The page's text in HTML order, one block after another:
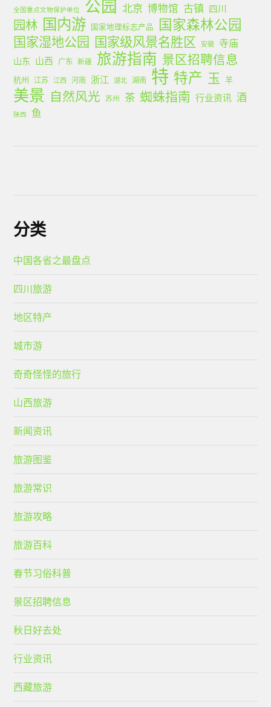
全国重点文物保护单位 公园 北京 博物馆 古镇 四川
园林 国内游 国家地理标志产品 国家森林公园
国家湿地公园 国家级风景名胜区 安徽 寺庙
山东 山西 广东 新疆 旅游指南 景区招聘信息
杭州 江苏 江西 河南 浙江 湖北 湖南 特 特产 玉 羊
美景 自然风光 苏州 茶 蜘蛛指南 行业资讯 酒
陕西 鱼
分类
中国各省之最盘点
四川旅游
地区特产
城市游
奇奇怪怪的旅行
山西旅游
新闻资讯
旅游图鉴
旅游常识
旅游攻略
旅游百科
春节习俗科普
景区招聘信息
秋日好去处
行业资讯
西藏旅游